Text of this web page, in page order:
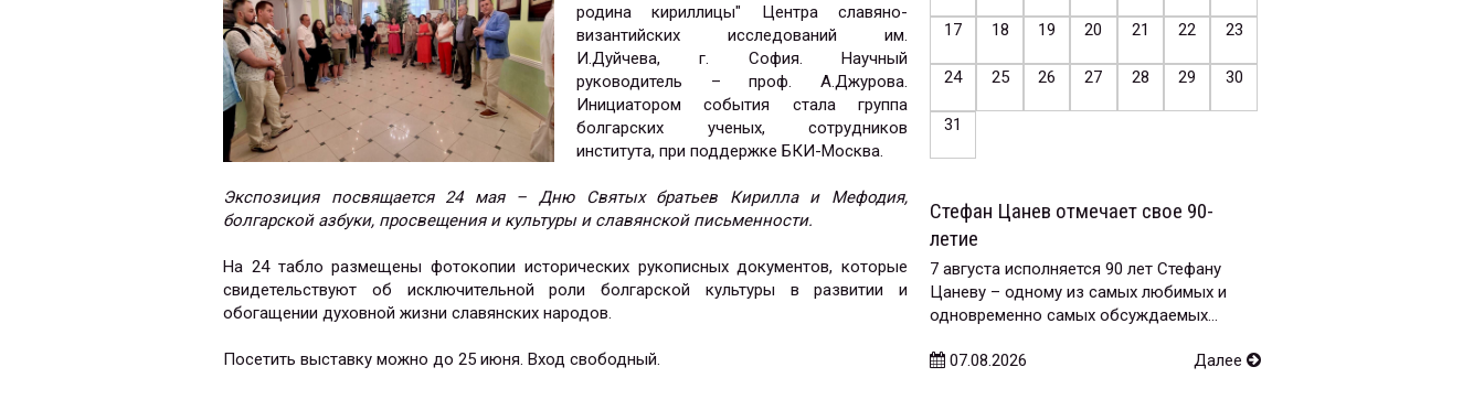
родина кириллицы" Центра славяно-
византийских исследований им.
И.Дуйчева, г. София. Научный
руководитель – проф. А.Джурова.
Инициатором события стала группа
болгарских ученых, сотрудников
института, при поддержке БКИ-Москва.
Экспозиция посвящается 24 мая – Дню Святых братьев Кирилла и Мефодия,
болгарской азбуки, просвещения и культуры и славянской письменности.
На 24 табло размещены фотокопии исторических рукописных документов, которые
свидетельствуют об исключительной роли болгарской культуры в развитии и
обогащении духовной жизни славянских народов.
Посетить выставку можно до 25 июня. Вход свободный.
17 18 19 20 21 22 23
24 25 26 27 28 29 30
31
Стефан Цанев отмечает свое 90-
летие
7 августа исполняется 90 лет Стефану
Цаневу – одному из самых любимых и
одновременно самых обсуждаемых...
07.08.2026 Далее